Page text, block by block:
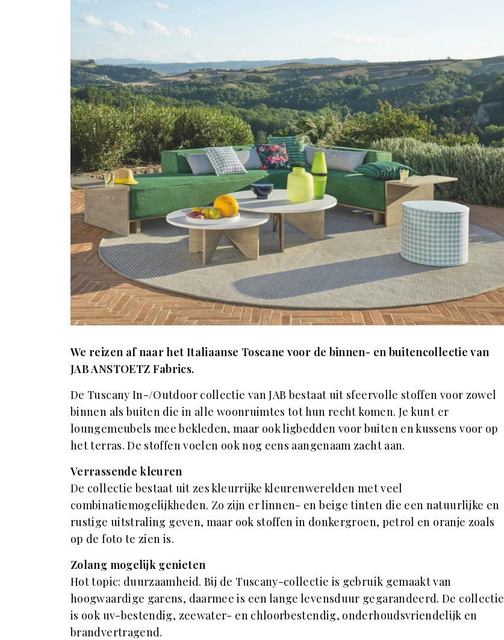
We reizen af naar het Italiaanse Toscane voor de binnen- en buitencollectie van
JAB ANSTOETZ Fabrics.
De Tuscany In-/Outdoor collectie van JAB bestaat uit sfeervolle stoffen voor zowel
binnen als buiten die in alle woonruimtes tot hun recht komen. Je kunt er
loungemeubels mee bekleden, maar ook ligbedden voor buiten en kussens voor op
het terras. De stoffen voelen ook nog eens aangenaam zacht aan.
Verrassende kleuren
De collectie bestaat uit zes kleurrijke kleurenwerelden met veel
combinatiemogelijkheden. Zo zijn er linnen- en beige tinten die een natuurlijke en
rustige uitstraling geven, maar ook stoffen in donkergroen, petrol en oranje zoals
op de foto te zien is.
Zolang mogelijk genieten
Hot topic: duurzaamheid. Bij de Tuscany-collectie is gebruik gemaakt van
hoogwaardige garens, daarmee is een lange levensduur gegarandeerd. De collectie
is ook uv-bestendig, zeewater- en chloorbestendig, onderhoudsvriendelijk en
brandvertragend.